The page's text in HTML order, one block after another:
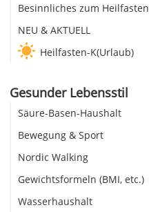
Besinnliches zum Heilfasten
NEU & AKTUELL
Heilfasten-K(Urlaub)
Gesunder Lebensstil
Säure-Basen-Haushalt
Bewegung & Sport
Nordic Walking
Gewichtsformeln (BMI, etc.)
Wasserhaushalt